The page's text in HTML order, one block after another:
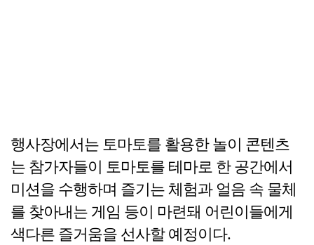
행사장에서는 토마토를 활용한 놀이 콘텐츠
는 참가자들이 토마토를 테마로 한 공간에서
미션을 수행하며 즐기는 체험과 얼음 속 물체
를 찾아내는 게임 등이 마련돼 어린이들에게
색다른 즐거움을 선사할 예정이다.